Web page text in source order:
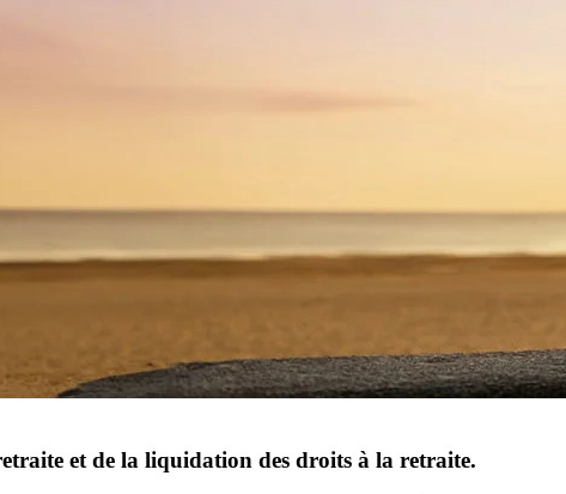
et de la liquidation des droits à la retraite.